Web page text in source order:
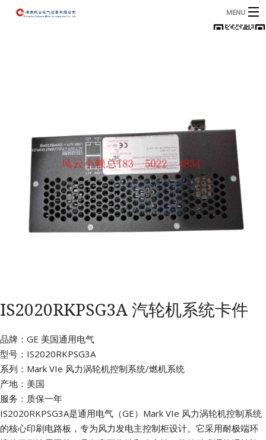
MENU
联系我们
IS2020RKPSG3A 汽轮机系统卡件
品牌：GE 美国通用电气
型号：IS2020RKPSG3A
系列：Mark VIe 风力涡轮机控制系统/燃机系统
产地：美国
服务：质保一年
IS2020RKPSG3A是通用电气（GE）Mark VIe 风力涡轮机控制系统
的核心印刷电路板，专为风力发电主控制柜设计。它采用耐极端环